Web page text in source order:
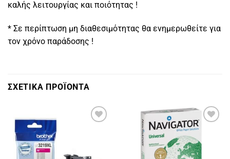
καλής λειτουργίας και ποιότητας !
* Σε περίπτωση μη διαθεσιμότητας θα ενημερωθείτε για
τον χρόνο παράδοσης !
ΣΧΕΤΙΚΑ ΠΡΟΪΟΝΤΑ
Πρόσθήκη
λίστα
επιθυμιών